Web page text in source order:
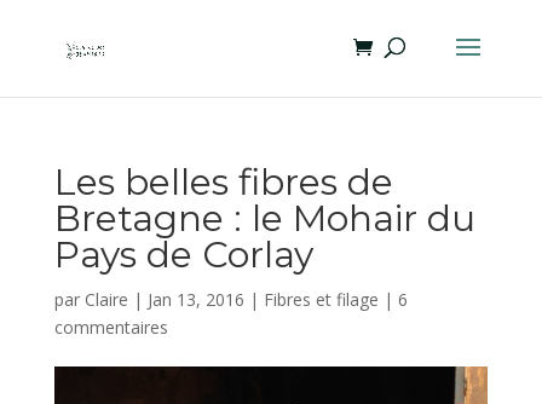
Les belles fibres de
Bretagne : le Mohair du
Pays de Corlay
par Claire | Jan 13, 2016 | Fibres et filage | 6
commentaires